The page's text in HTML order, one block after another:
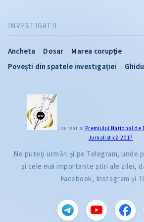
INVESTIGATII
Ancheta Dosar
Marea corupție
Povești din spatele investigației
Laureat al Premiului Naţional de
Jurnalistică 2017
Ne puteți urmări și pe Telegram, unde
și cele mai importante știri ale zilei,
Facebook, Instagram și